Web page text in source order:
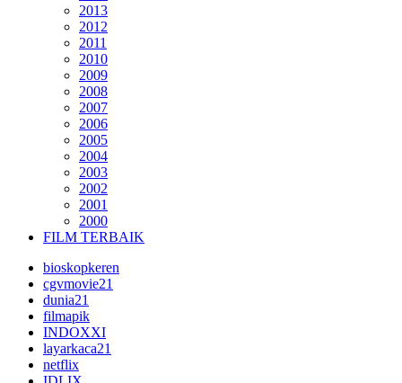
2013
2012
2011
2010
2009
2008
2007
2006
2005
2004
2003
2002
2001
2000
FILM TERBAIK
bioskopkeren
cgvmovie21
dunia21
filmapik
INDOXXI
layarkaca21
netflix